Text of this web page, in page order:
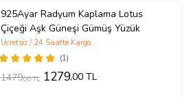
925Ayar Radyum Kaplama Lotus
Çiçeği Aşk Güneşi Gümüş Yüzük
(1)
Ücretsiz / 24 Saatte Kargo
1479,00 TL 1279,00 TL